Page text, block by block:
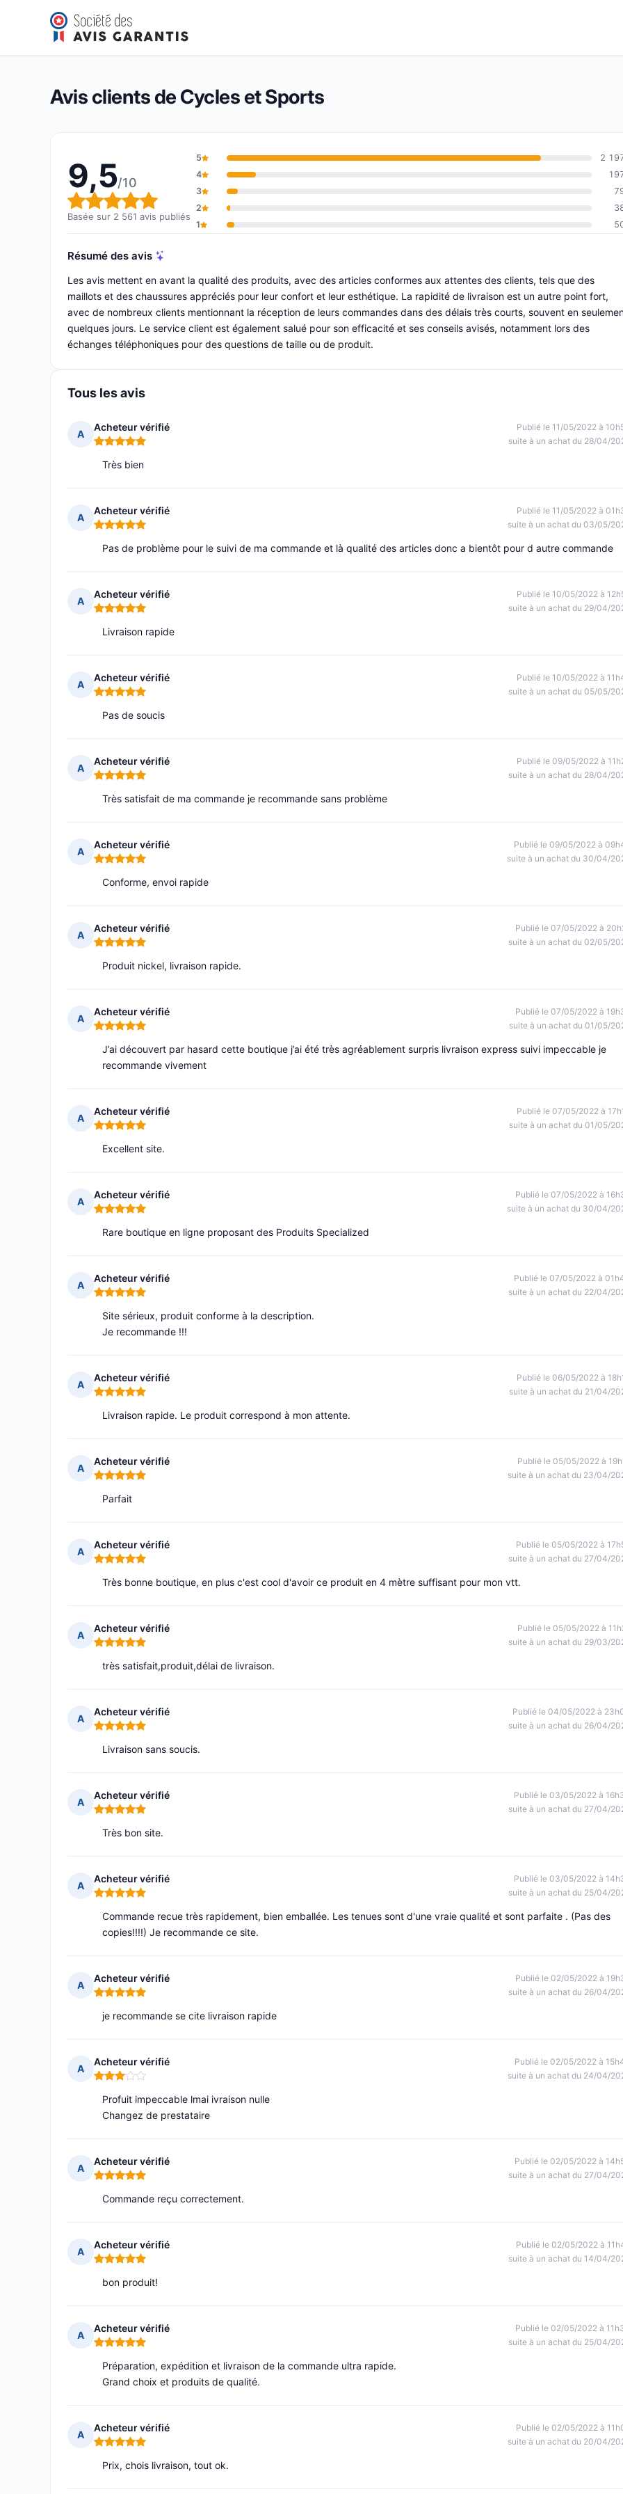
Cycles et Sports
Note globale : 9,5 sur 10
9,5/10(2 561 avis)
Avis clients de Cycles et Sports
9,5/10
Note globale : 9,5 sur 10
Basée sur 2 561 avis publiés
5
2
4
3
2
1
Résumé des avis
Les avis mettent en avant la qualité des produits, avec des articles conformes aux attentes des clients, tels que des
maillots et des chaussures appréciés pour leur confort et leur esthétique. La rapidité de livraison est un autre point fort,
avec de nombreux clients mentionnant la réception de leurs commandes dans des délais très courts, souvent en
quelques jours. Le service client est également salué pour son efficacité et ses conseils avisés, notamment lors des
échanges téléphoniques pour des questions de taille ou de produit.
Tous les avis
A
Acheteur vérifié
Note : 5 sur 5
Publié le 11/05/2022 à
suite à un achat du 28/04/
Très bien
A
Acheteur vérifié
Note : 5 sur 5
Publié le 11/05/2022 à
suite à un achat du 03/05/
Pas de problème pour le suivi de ma commande et là qualité des articles donc a bientôt pour d autre commande
A
Acheteur vérifié
Note : 5 sur 5
Publié le 10/05/2022 à
suite à un achat du 29/04/
Livraison rapide
A
Acheteur vérifié
Note : 5 sur 5
Publié le 10/05/2022 à
suite à un achat du 05/05/
Pas de soucis
A
Acheteur vérifié
Note : 5 sur 5
Publié le 09/05/2022 à
suite à un achat du 28/04/
Très satisfait de ma commande je recommande sans problème
A
Acheteur vérifié
Note : 5 sur 5
Publié le 09/05/2022 à
suite à un achat du 30/04/
Conforme, envoi rapide
A
Acheteur vérifié
Note : 5 sur 5
Publié le 07/05/2022 à
suite à un achat du 02/05/
Produit nickel, livraison rapide.
A
Acheteur vérifié
Note : 5 sur 5
Publié le 07/05/2022 à
suite à un achat du 01/05/
J’ai découvert par hasard cette boutique j’ai été très agréablement surpris livraison express suivi impeccable je
recommande vivement
A
Acheteur vérifié
Note : 5 sur 5
Publié le 07/05/2022 à
suite à un achat du 01/05/
Excellent site.
A
Acheteur vérifié
Note : 5 sur 5
Publié le 07/05/2022 à
suite à un achat du 30/04/
Rare boutique en ligne proposant des Produits Specialized
A
Acheteur vérifié
Note : 5 sur 5
Publié le 07/05/2022 à
suite à un achat du 22/04/
Site sérieux, produit conforme à la description.
Je recommande !!!
A
Acheteur vérifié
Note : 5 sur 5
Publié le 06/05/2022 à
suite à un achat du 21/04/
Livraison rapide. Le produit correspond à mon attente.
A
Acheteur vérifié
Note : 5 sur 5
Publié le 05/05/2022 à
suite à un achat du 23/04/
Parfait
A
Acheteur vérifié
Note : 5 sur 5
Publié le 05/05/2022 à
suite à un achat du 27/04/
Très bonne boutique, en plus c'est cool d'avoir ce produit en 4 mètre suffisant pour mon vtt.
A
Acheteur vérifié
Note : 5 sur 5
Publié le 05/05/2022 à
suite à un achat du 29/03/
très satisfait,produit,délai de livraison.
A
Acheteur vérifié
Note : 5 sur 5
Publié le 04/05/2022 à
suite à un achat du 26/04/
Livraison sans soucis.
A
Acheteur vérifié
Note : 5 sur 5
Publié le 03/05/2022 à
suite à un achat du 27/04/
Très bon site.
A
Acheteur vérifié
Note : 5 sur 5
Publié le 03/05/2022 à
suite à un achat du 25/04/
Commande recue très rapidement, bien emballée. Les tenues sont d'une vraie qualité et sont parfaite . (Pas des
copies!!!!) Je recommande ce site.
A
Acheteur vérifié
Note : 5 sur 5
Publié le 02/05/2022 à
suite à un achat du 26/04/
je recommande se cite livraison rapide
A
Acheteur vérifié
Note : 3 sur 5
Publié le 02/05/2022 à
suite à un achat du 24/04/
Profuit impeccable lmai ivraison nulle
Changez de prestataire
A
Acheteur vérifié
Note : 5 sur 5
Publié le 02/05/2022 à
suite à un achat du 27/04/
Commande reçu correctement.
A
Acheteur vérifié
Note : 5 sur 5
Publié le 02/05/2022 à
suite à un achat du 14/04/
bon produit!
A
Acheteur vérifié
Note : 5 sur 5
Publié le 02/05/2022 à
suite à un achat du 25/04/
Préparation, expédition et livraison de la commande ultra rapide.
Grand choix et produits de qualité.
A
Acheteur vérifié
Note : 5 sur 5
Publié le 02/05/2022 à
suite à un achat du 20/04/
Prix, chois livraison, tout ok.